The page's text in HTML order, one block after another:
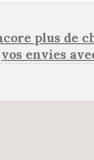
plus de
vos envies